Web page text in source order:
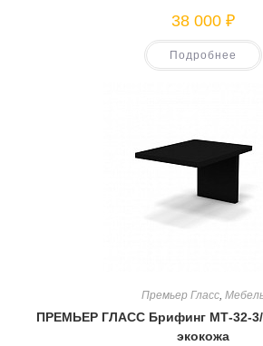
38 000 ₽
Подробнее
Премьер Гласс
ПРЕМЬЕР ГЛАСС Брифинг МТ-32-3/
экокожа